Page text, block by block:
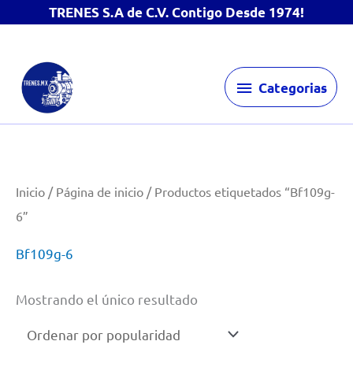
TRENES S.A de C.V. Contigo Desde 1974!
contenido
Categorias
Categorias
Inicio / Página de inicio / Productos etiquetados “Bf109g-
6”
Bf109g-6
Mostrando el único resultado